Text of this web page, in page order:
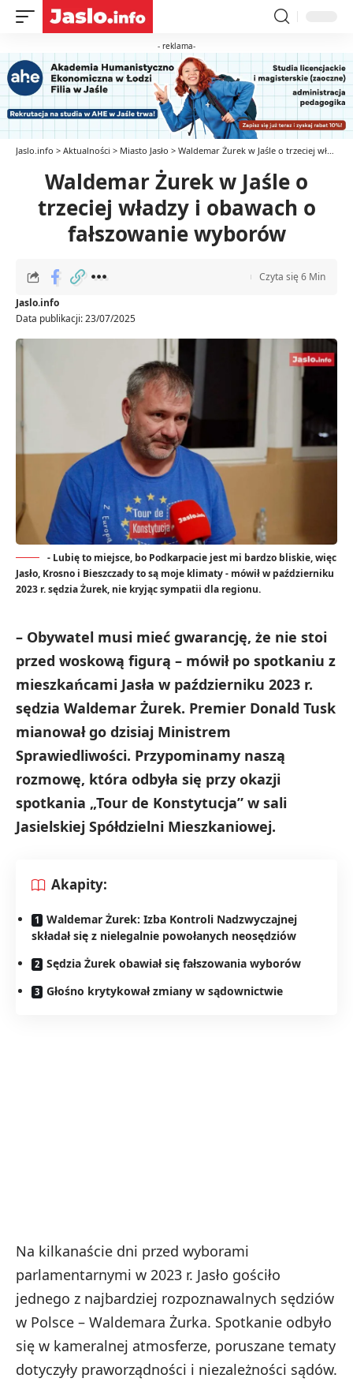
- reklama-
Jaslo.info > Aktualności > Miasto Jasło > Waldemar Żurek w Jaśle o trzeciej władzy i obawach o fałszowanie wyborów
Waldemar Żurek w Jaśle o
trzeciej władzy i obawach o
fałszowanie wyborów
Data publikacji: 23/07/2025
Jaslo.info
Czyta się 6 Min
- Lubię to miejsce, bo Podkarpacie jest mi bardzo bliskie, więc
Jasło, Krosno i Bieszczady to są moje klimaty - mówił w październiku
2023 r. sędzia Żurek, nie kryjąc sympatii dla regionu.
– Obywatel musi mieć gwarancję, że nie stoi
przed woskową figurą – mówił po spotkaniu z
mieszkańcami Jasła w październiku 2023 r.
sędzia Waldemar Żurek. Premier Donald Tusk
mianował go dzisiaj Ministrem
Sprawiedliwości. Przypominamy naszą
rozmowę, która odbyła się przy okazji
spotkania „Tour de Konstytucja” w sali
Jasielskiej Spółdzielni Mieszkaniowej.
Akapity:
Waldemar Żurek: Izba Kontroli Nadzwyczajnej
składał się z nielegalnie powołanych neosędziów
Sędzia Żurek obawiał się fałszowania wyborów
Głośno krytykował zmiany w sądownictwie
Na kilkanaście dni przed wyborami
parlamentarnymi w 2023 r. Jasło gościło
jednego z najbardziej rozpoznawalnych sędziów
w Polsce – Waldemara Żurka. Spotkanie odbyło
się w kameralnej atmosferze, poruszane tematy
dotyczyły praworządności i niezależności sądów.